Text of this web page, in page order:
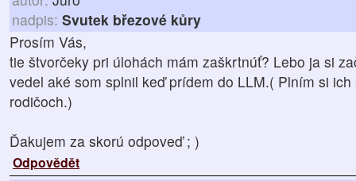
nadpis: Svutek březové kůry
Prosím Vás,
tie štvorčeky pri úlohách mám zaškrtnúť? Lebo ja si
vedel aké som splnil keď prídem do LLM.( Plním si
rodičoch.)
Ďakujem za skorú odpoveď ; )
Odpovědět